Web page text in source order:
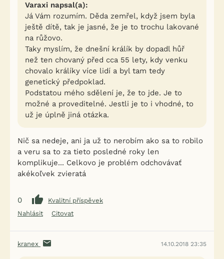
Varaxi napsal(a):
Já Vám rozumím. Děda zemřel, když jsem byla
ještě dítě, tak je jasné, že je to trochu lakované
na růžovo.
Taky myslím, že dnešní králík by dopadl hůř
než ten chovaný před cca 55 lety, kdy venku
chovalo králíky více lidí a byl tam tedy
genetický předpoklad.
Podstatou mého sdělení je, že to jde. Je to
možné a proveditelné. Jestli je to i vhodné, to
už je úplně jiná otázka.
Nič sa nedeje, ani ja už to nerobím ako sa to robilo
a veru sa to za tieto posledné roky len
komplikuje... Celkovo je problém odchovávať
akékoľvek zvieratá
0
Kvalitní příspěvek
Nahlásit
Citovat
kranex 14.10.2018 23:35